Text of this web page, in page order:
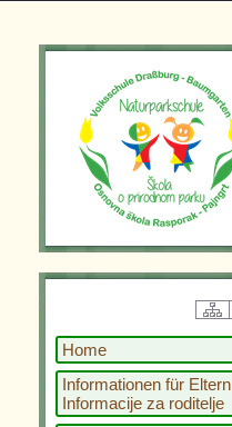
Home
Informationen für Eltern
Informacije za roditelje